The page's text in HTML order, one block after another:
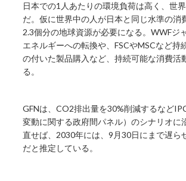
日本での1人あたりの環境負荷は高く、世
だ。仮に世界中の人が日本と同じ水準の消
2.3個分の地球資源が必要になる。WWFジ
エネルギーへの転換や、FSCやMSCなど持
の付いた製品購入など、持続可能な消費活
る。
GFNは、CO2排出量を30%削減するなど
変動に関する政府間パネル）のシナリオに
直せば、2030年には、9月30日にまで遅ら
だと推定している。